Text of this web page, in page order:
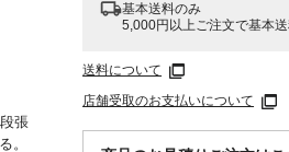
基本送料のみ
5,000円以上ご注文で基本
送料について
店舗受取のお支払いについて
張
。